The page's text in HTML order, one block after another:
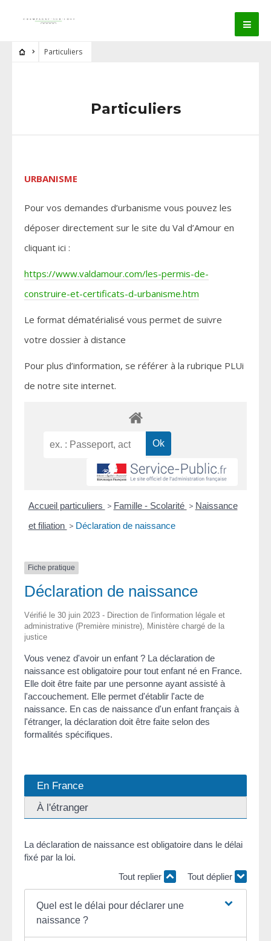
Particuliers
Particuliers
URBANISME
Pour vos demandes d’urbanisme vous pouvez les
déposer directement sur le site du Val d’Amour en
cliquant ici :
https://www.valdamour.com/les-permis-de-
construire-et-certificats-d-urbanisme.htm
Le format dématérialisé vous permet de suivre
votre dossier à distance
Pour plus d’information, se référer à la rubrique PLUi
de notre site internet.
Accueil particuliers > Famille - Scolarité > Naissance
et filiation > Déclaration de naissance
Fiche pratique
Déclaration de naissance
Vérifié le 30 juin 2023 - Direction de l'information légale et
administrative (Première ministre), Ministère chargé de la
justice
Vous venez d'avoir un enfant ? La déclaration de
naissance est obligatoire pour tout enfant né en France.
Elle doit être faite par une personne ayant assisté à
l'accouchement. Elle permet d'établir l'acte de
naissance. En cas de naissance d'un enfant français à
l'étranger, la déclaration doit être faite selon des
formalités spécifiques.
En France
À l'étranger
La déclaration de naissance est obligatoire dans le délai
fixé par la loi.
Tout replier
Tout déplier
Quel est le délai pour déclarer une
naissance ?